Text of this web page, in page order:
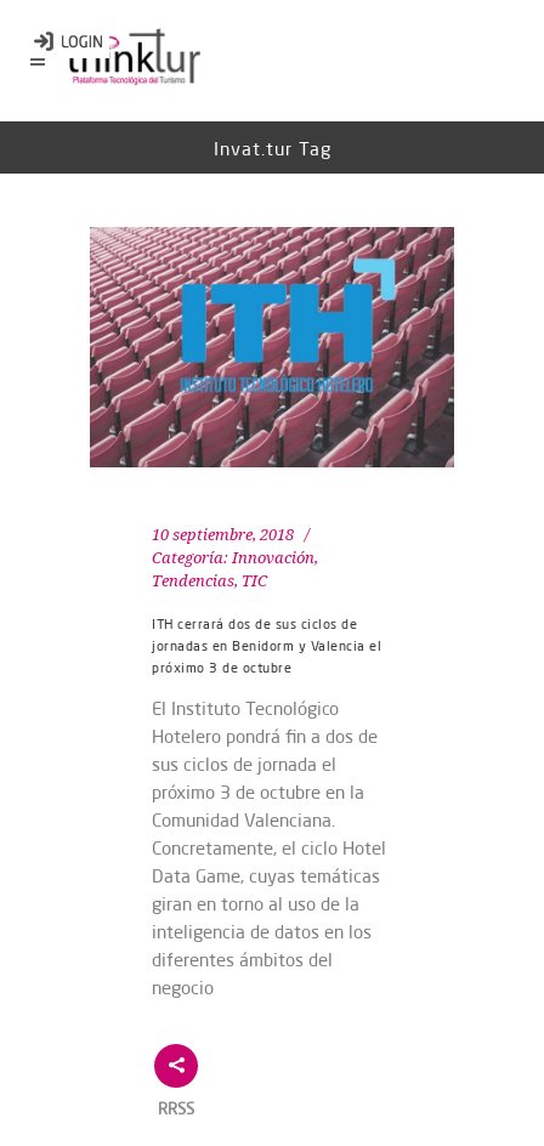
Invat.tur Tag
10 septiembre, 2018
Categoría: Innovación,
Tendencias, TIC
ITH cerrará dos de sus ciclos de
jornadas en Benidorm y Valencia el
próximo 3 de octubre
El Instituto Tecnológico
Hotelero pondrá fin a dos de
sus ciclos de jornada el
próximo 3 de octubre en la
Comunidad Valenciana.
Concretamente, el ciclo Hotel
Data Game, cuyas temáticas
giran en torno al uso de la
inteligencia de datos en los
diferentes ámbitos del
negocio
RRSS